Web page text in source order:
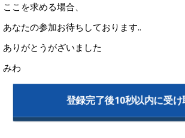
ここを求める場合、
あなたの参加お待ちしております..
ありがとうがざいました
みわ
登録完了後10秒以内に受け